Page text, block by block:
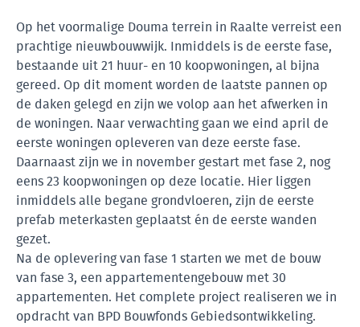
Op het voormalige Douma terrein in Raalte verreist een
prachtige nieuwbouwwijk. Inmiddels is de eerste fase,
bestaande uit 21 huur- en 10 koopwoningen, al bijna
gereed. Op dit moment worden de laatste pannen op
de daken gelegd en zijn we volop aan het afwerken in
de woningen. Naar verwachting gaan we eind april de
eerste woningen opleveren van deze eerste fase.
Daarnaast zijn we in november gestart met fase 2, nog
eens 23 koopwoningen op deze locatie. Hier liggen
inmiddels alle begane grondvloeren, zijn de eerste
prefab meterkasten geplaatst én de eerste wanden
gezet.
Na de oplevering van fase 1 starten we met de bouw
van fase 3, een appartementengebouw met 30
appartementen. Het complete project realiseren we in
opdracht van BPD Bouwfonds Gebiedsontwikkeling.